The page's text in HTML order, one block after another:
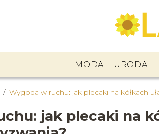
MODA URODA
/ Wygoda w ruchu: jak plecaki na kółkach
jak plecaki na